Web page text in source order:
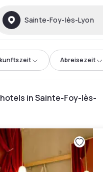
Sainte-Foy-lès-Lyon
Abreisezeit
in Sainte-Foy-lès-